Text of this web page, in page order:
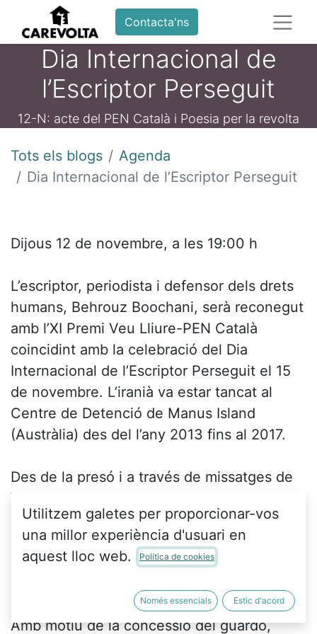
Contacta'ns
Dia Internacional de
l’Escriptor Perseguit
12-N: acte del PEN Català i Poesia per la revolta
Tots els blogs
Agenda
Dia Internacional de l’Escriptor Perseguit
Dijous 12 de novembre, a les 19:00 h
L’escriptor, periodista i defensor dels drets
humans, Behrouz Boochani, serà reconegut
amb l’XI Premi Veu Lliure-PEN Català
coincidint amb la celebració del Dia
Internacional de l’Escriptor Perseguit el 15
de novembre. L’iranià va estar tancat al
Centre de Detenció de Manus Island
(Austràlia) des del l’any 2013 fins al 2017.
Des de la presó i a través de missatges de
WhatsApp, va escriure el llibre
amic que les muntanyesrecentment
publicat en català per l’editorial Raig Verd,
una obra que va merèixer el prestigiós
Amb motiu de la concessió del guardó,
Utilitzem galetes per proporcionar-vos
una millor experiència d'usuari en
aquest lloc web.
Política de cookies
Només essencials Estic d'acord